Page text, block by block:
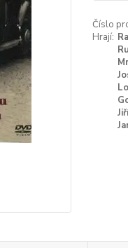
Číslo
Hrají: